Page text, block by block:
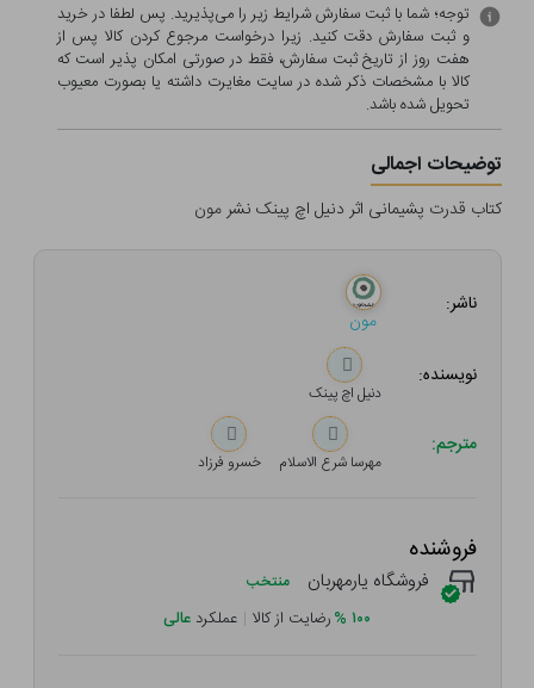
توجه؛ شما با ثبت سفارش شرایط زیر را می‌پذیرید. پس لطفا در خرید
و ثبت سفارش دقت کنید. زیرا درخواست مرجوع کردن کالا پس از
هفت روز از تاریخ ثبت سفارش، فقط در صورتی امکان پذیر است که
کالا با مشخصات ذکر شده در سایت مغایرت داشته یا بصورت معيوب
تحویل شده باشد.
توضیحات اجمالی
کتاب قدرت پشیمانی اثر دنیل اچ پینک نشر مون
ناشر:
مون
نویسنده:
دنیل اچ پینک
مترجم:
مهرسا شرع الاسلام خسرو فرزاد
فروشنده
فروشگاه یارمهربان منتخب
۱۰۰ %رضایت از کالا | عملکرد عالی